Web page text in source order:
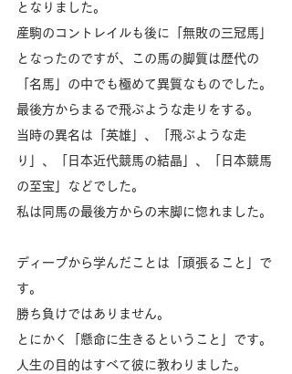
となりました。
産駒のコントレイルも後に「無敗の三冠馬」
となったのですが、この馬の脚質は歴代の
「名馬」の中でも極めて異質なものでした。
最後方からまるで飛ぶような走りをする。
当時の異名は「英雄」、「飛ぶような走
り」、「日本近代競馬の結晶」、「日本競馬
の至宝」などでした。
私は同馬の最後方からの末脚に惚れました。
ディープから学んだことは「頑張ること」で
す。
勝ち負けではありません。
とにかく「懸命に生きるということ」です。
人生の目的はすべて彼に教わりました。